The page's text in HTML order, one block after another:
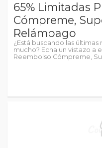
65% Limitadas
Cómpreme,
Relámpago
¿Está buscando las
mucho? Echa un vistazo a
Reembolso Cómpreme,